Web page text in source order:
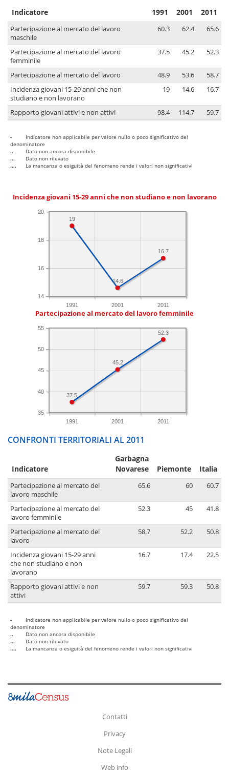
Indicatore 1991 2001 2011
Partecipazione al mercato del lavoro
maschile
60.3 62.4 65.6
Partecipazione al mercato del lavoro
femminile
37.5 45.2 52.3
Partecipazione al mercato del lavoro 48.9 53.6
58.7
Incidenza giovani 15-29 anni che non
studiano e non lavorano
19 14.6 16.7
Rapporto giovani attivi e non attivi 98.4 114.7 59.7
-
Indicatore non applicabile per valore nullo o poco significativo del
denominatore
..
Dato non ancora disponibile
...
Dato non rilevato
....
La mancanza o esiguità del fenomeno rende i valori non significativi
Incidenza giovani 15-29 anni che non studiano e non lavorano
1991 2001 2011
14
16
18
20
16.7
14.6
19
Partecipazione al mercato del lavoro femminile
1991 2001 2011
35
40
45
50
55
52.3
45.2
37.5
CONFRONTI TERRITORIALI AL 2011
Indicatore
Garbagna
Novarese
Piemonte Italia
Partecipazione al mercato del
lavoro maschile
65.6 60 60.7
Partecipazione al mercato del
lavoro femminile
52.3 45 41.8
Partecipazione al mercato del
lavoro
58.7 52.2 50.8
Incidenza giovani 15-29 anni
che non studiano e non
lavorano
16.7 17.4 22.5
Rapporto giovani attivi e non
attivi
59.7 59.3 50.8
-
Indicatore non applicabile per valore nullo o poco significativo del
denominatore
..
Dato non ancora disponibile
...
Dato non rilevato
....
La mancanza o esiguità del fenomeno rende i valori non significativi
Contatti
Privacy
Note Legali
Web info